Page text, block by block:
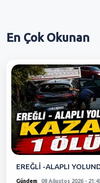
En ÇokOkunan
EREĞLİ -ALAPLI
Gündem 08 Ağustos 2026 -